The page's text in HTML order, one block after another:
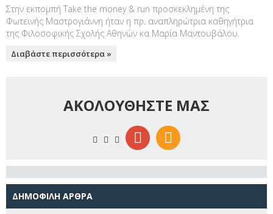
Στην εκπομπή Take the money & run προσκεκλημένη της
Φωτεινής Μαστρογιάννη ήταν η πρ. αναπληρώτρια καθηγήτρια
της Φιλοσοφικής Σχολής Αθηνών κα Μαρία Μαντουβάλου.
Διαβάστε περισσότερα »
ΑΚΟΛΟΥΘΗΣΤΕ ΜΑΣ
ΔΗΜΟΦΙΛΗ ΑΡΘΡΑ